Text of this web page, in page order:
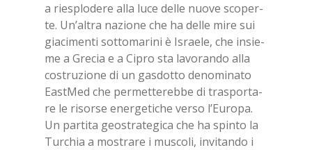
a rie­splo­de­re alla luce del­le nuo­ve sco­per­
te. Un’al­tra na­zio­ne che ha del­le mire sui
gia­ci­men­ti sot­to­ma­ri­ni è Israe­le, che in­sie­
me a Gre­cia e a Ci­pro sta la­vo­ran­do alla
co­stru­zio­ne di un ga­sdot­to de­no­mi­na­to
East­Med che per­met­te­reb­be di tra­spor­ta­
re le ri­sor­se ener­ge­ti­che ver­so l’Eu­ro­pa.
Un par­ti­ta geo­stra­te­gi­ca che ha spin­to la
Tur­chia a mo­stra­re i mu­sco­li, in­vi­tan­do i